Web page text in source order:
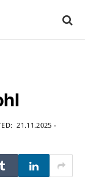
21.11.2025 -